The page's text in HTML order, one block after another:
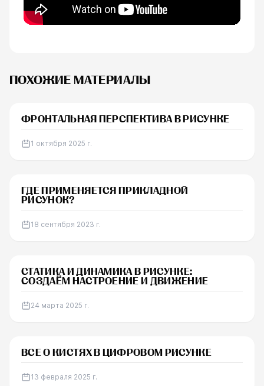
ПОХОЖИЕ МАТЕРИАЛЫ
ФРОНТАЛЬНАЯ ПЕРСПЕКТИВА В РИСУНКЕ
1 октября 2025 г.
ГДЕ ПРИМЕНЯЕТСЯ ПРИКЛАДНОЙ
РИСУНОК?
18 сентября 2023 г.
СТАТИКА И ДИНАМИКА В РИСУНКЕ:
СОЗДАЁМ НАСТРОЕНИЕ И ДВИЖЕНИЕ
24 марта 2025 г.
ВСЕ О КИСТЯХ В ЦИФРОВОМ РИСУНКЕ
13 февраля 2025 г.